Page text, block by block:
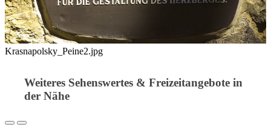
Krasnapolsky_Peine2.jpg
Weiteres Sehenswertes & Freizeitangebote in
der Nähe